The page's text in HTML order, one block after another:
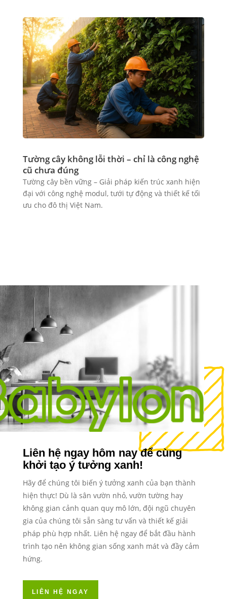
Tường cây không lỗi thời – chỉ là công nghệ
cũ chưa đúng
Tường cây bền vững – Giải pháp kiến trúc xanh hiện
đại với công nghệ modul, tưới tự động và thiết kế tối
ưu cho đô thị Việt Nam.
Liên hệ ngay hôm nay để cùng
khởi tạo ý tưởng xanh!
Hãy để chúng tôi biến ý tưởng xanh của bạn thành
hiện thực! Dù là sân vườn nhỏ, vườn tường hay
không gian cảnh quan quy mô lớn, đội ngũ chuyên
gia của chúng tôi sẵn sàng tư vấn và thiết kế giải
pháp phù hợp nhất. Liên hệ ngay để bắt đầu hành
trình tạo nên không gian sống xanh mát và đầy cảm
hứng.
LIÊN HỆ NGAY